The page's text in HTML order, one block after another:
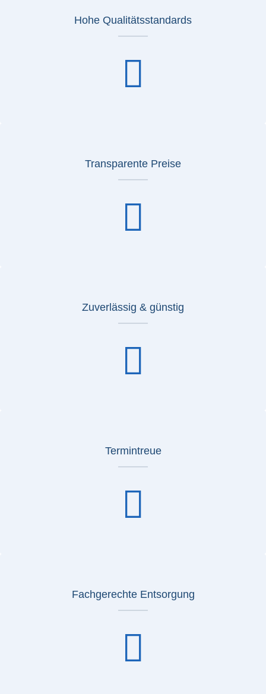
Hohe Qualitätsstandards
Transparente Preise
Zuverlässig & günstig
Termintreue
Fachgerechte Entsorgung